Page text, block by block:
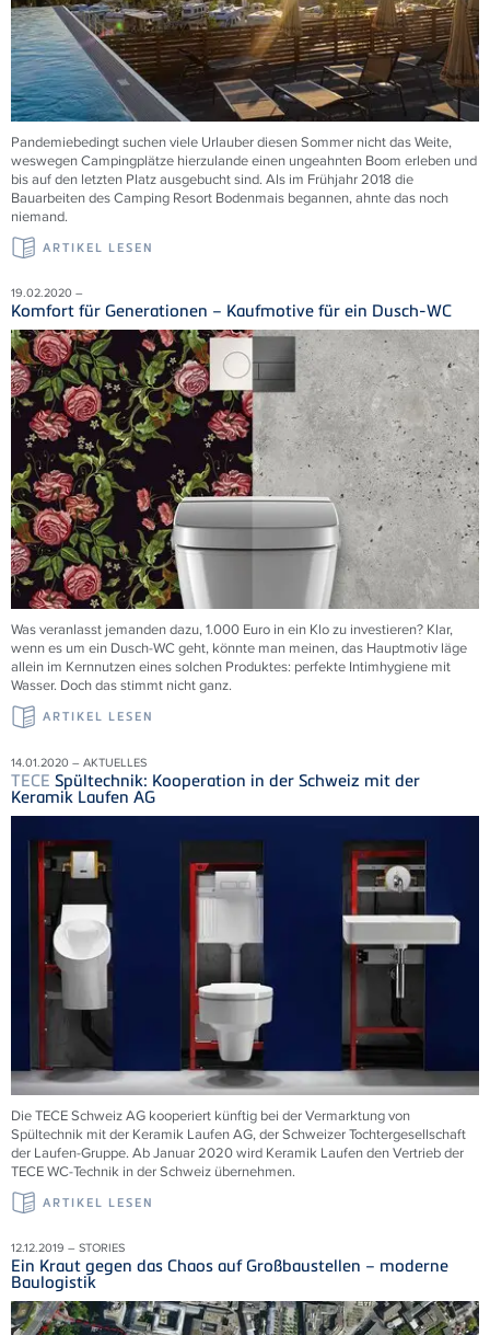
Pandemiebedingt suchen viele Urlauber diesen Sommer nicht das Weite,
weswegen Campingplätze hierzulande einen ungeahnten Boom erleben und
bis auf den letzten Platz ausgebucht sind. Als im Frühjahr 2018 die
Bauarbeiten des Camping Resort Bodenmais begannen, ahnte das noch
niemand.
ARTIKEL LESEN
19.02.2020 –
Komfort für Generationen – Kaufmotive für ein Dusch-WC
Was veranlasst jemanden dazu, 1.000 Euro in ein Klo zu investieren? Klar,
wenn es um ein Dusch-WC geht, könnte man meinen, das Hauptmotiv läge
allein im Kernnutzen eines solchen Produktes: perfekte Intimhygiene mit
Wasser. Doch das stimmt nicht ganz.
ARTIKEL LESEN
14.01.2020 – AKTUELLES
TECE Spültechnik: Kooperation in der Schweiz mit der
Keramik Laufen AG
Die TECE Schweiz AG kooperiert künftig bei der Vermarktung von
Spültechnik mit der Keramik Laufen AG, der Schweizer Tochtergesellschaft
der Laufen-Gruppe. Ab Januar 2020 wird Keramik Laufen den Vertrieb der
TECE WC-Technik in der Schweiz übernehmen.
ARTIKEL LESEN
12.12.2019 – STORIES
Ein Kraut gegen das Chaos auf Großbaustellen – moderne
Baulogistik